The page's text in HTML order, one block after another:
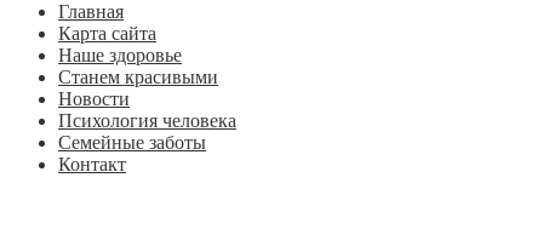
Главная
Карта сайта
Наше здоровье
Станем красивыми
Новости
Психология человека
Семейные заботы
Контакт